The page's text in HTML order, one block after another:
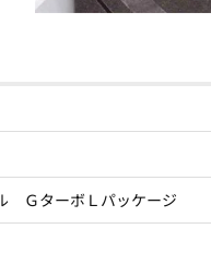
ＧターボＬパッケージ